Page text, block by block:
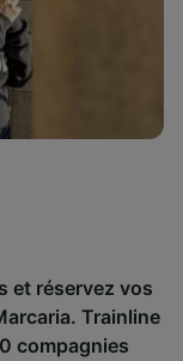
et réservez vos
Trainline
compagnies